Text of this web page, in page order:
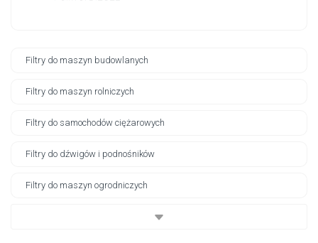
Filtry do maszyn budowlanych
Filtry do maszyn rolniczych
Filtry do samochodów ciężarowych
Filtry do dźwigów i podnośników
Filtry do maszyn ogrodniczych